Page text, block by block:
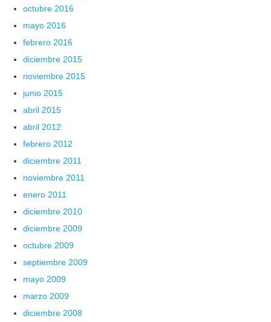
octubre 2016
mayo 2016
febrero 2016
diciembre 2015
noviembre 2015
junio 2015
abril 2015
abril 2012
febrero 2012
diciembre 2011
noviembre 2011
enero 2011
diciembre 2010
diciembre 2009
octubre 2009
septiembre 2009
mayo 2009
marzo 2009
diciembre 2008